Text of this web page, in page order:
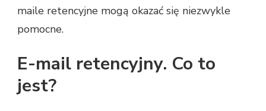
maile retencyjne mogą okazać się niezwykle
pomocne.
E-mail retencyjny. Co to
jest?